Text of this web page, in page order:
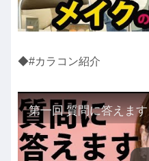
◆#カラコン紹介
第一回 質問に答えま